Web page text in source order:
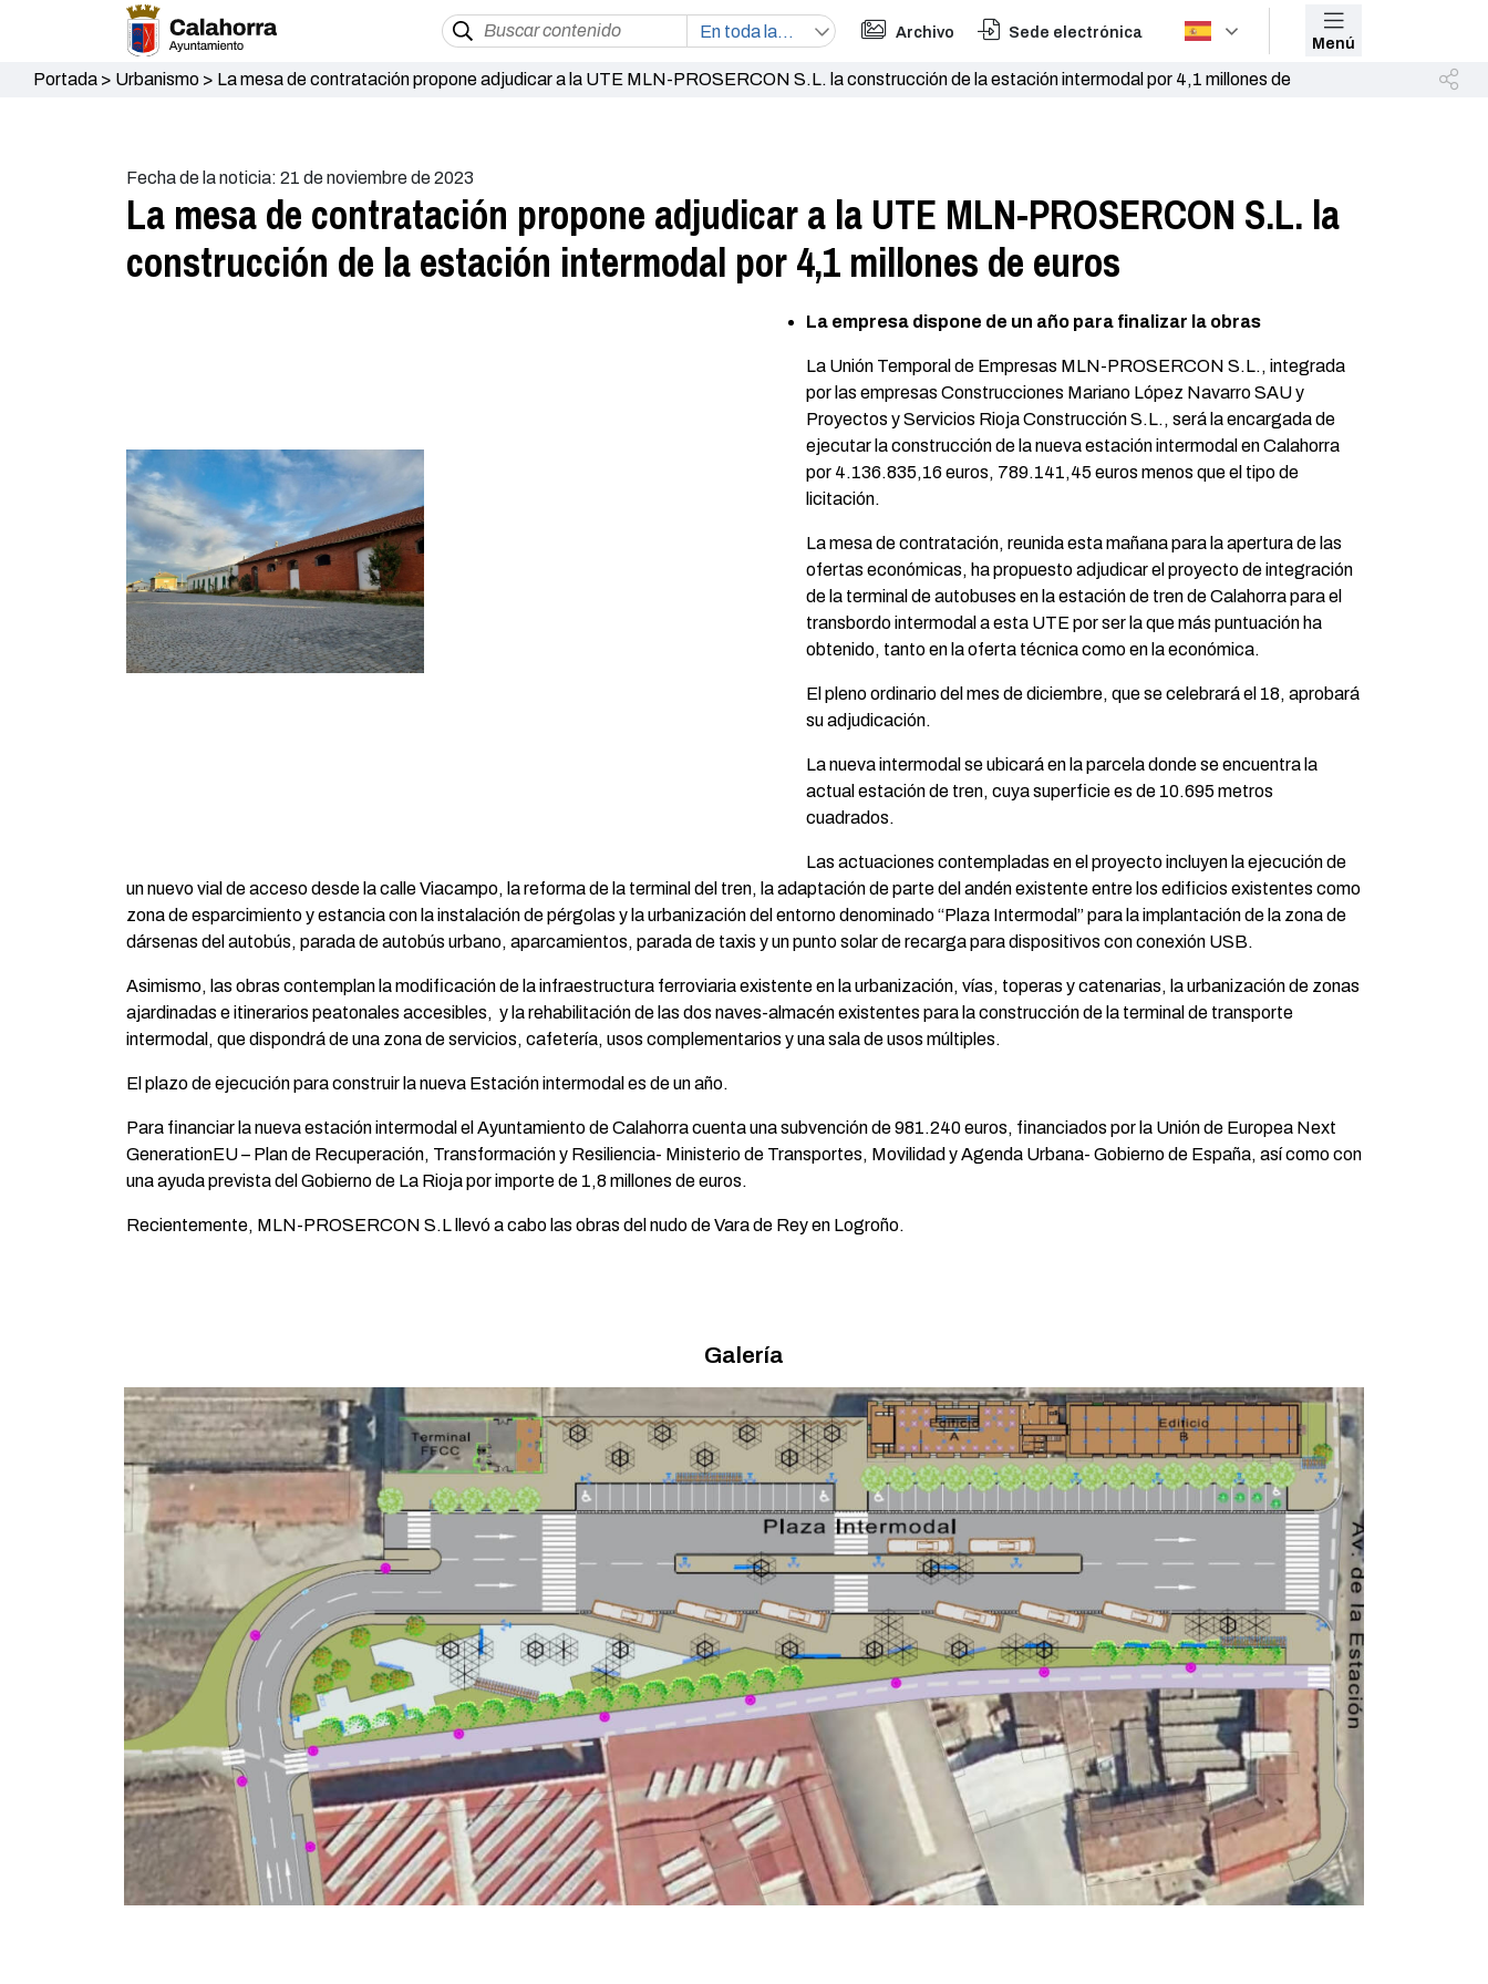
Archivo Sede electrónica
Menú
Portada> Urbanismo> La mesa de contratación propone adjudicar a la UTE MLN-PROSERCON S.L. la construcción de la estación intermodal por 4,1 millones de
Fecha de la noticia: 21 de noviembre de 2023
La mesa de contratación propone adjudicar a la UTE MLN-PROSERCON S.L. la
construcción de la estación intermodal por 4,1 millones de euros
La empresa dispone de un año para finalizar la obras
La Unión Temporal de Empresas MLN-PROSERCON S.L., integrada
por las empresas Construcciones Mariano López Navarro SAU y
Proyectos y Servicios Rioja Construcción S.L., será la encargada de
ejecutar la construcción de la nueva estación intermodal en Calahorra
por 4.136.835,16 euros, 789.141,45 euros menos que el tipo de
licitación.
La mesa de contratación, reunida esta mañana para la apertura de las
ofertas económicas, ha propuesto adjudicar el proyecto de integración
de la terminal de autobuses en la estación de tren de Calahorra para el
transbordo intermodal a esta UTE por ser la que más puntuación ha
obtenido, tanto en la oferta técnica como en la económica.
El pleno ordinario del mes de diciembre, que se celebrará el 18, aprobará
su adjudicación.
La nueva intermodal se ubicará en la parcela donde se encuentra la
actual estación de tren, cuya superficie es de 10.695 metros
cuadrados.
Las actuaciones contempladas en el proyecto incluyen la ejecución de
un nuevo vial de acceso desde la calle Viacampo, la reforma de la terminal del tren, la adaptación de parte del andén existente entre los edificios existentes como
zona de esparcimiento y estancia con la instalación de pérgolas y la urbanización del entorno denominado “Plaza Intermodal” para la implantación de la zona de
dársenas del autobús, parada de autobús urbano, aparcamientos, parada de taxis y un punto solar de recarga para dispositivos con conexión USB.
Asimismo, las obras contemplan la modificación de la infraestructura ferroviaria existente en la urbanización, vías, toperas y catenarias, la urbanización de zonas
ajardinadas e itinerarios peatonales accesibles, y la rehabilitación de las dos naves-almacén existentes para la construcción de la terminal de transporte
intermodal, que dispondrá de una zona de servicios, cafetería, usos complementarios y una sala de usos múltiples.
El plazo de ejecución para construir la nueva Estación intermodal es de un año.
Para financiar la nueva estación intermodal el Ayuntamiento de Calahorra cuenta una subvención de 981.240 euros, financiados por la Unión de Europea Next
GenerationEU – Plan de Recuperación, Transformación y Resiliencia- Ministerio de Transportes, Movilidad y Agenda Urbana- Gobierno de España, así como con
una ayuda prevista del Gobierno de La Rioja por importe de 1,8 millones de euros.
Recientemente, MLN-PROSERCON S.L llevó a cabo las obras del nudo de Vara de Rey en Logroño.
Galería